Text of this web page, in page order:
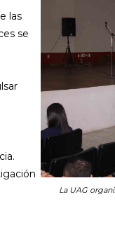
las
se
La UAG